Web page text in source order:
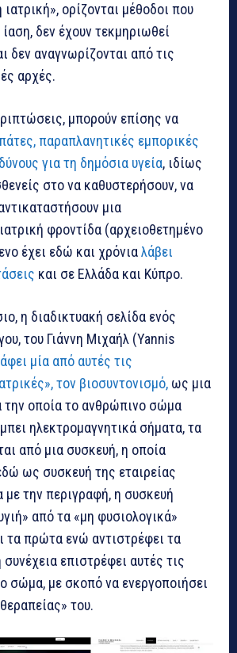
ορίζονται μέθοδοι που
δεν έχουν τεκμηριωθεί
δεν αναγνωρίζονται από τις
αρχές.
μπορούν επίσης να
παραπλανητικές εμπορικές
για τη δημόσια υγεία, ιδίως
στο να καθυστερήσουν, να
μια
φροντίδα (αρχειοθετημένο
έχει εδώ και χρόνιαλάβει
και σε Ελλάδα και Κύπρο.
η διαδικτυακή σελίδα ενός
του Γιάννη Μιχαήλ (Yannis
μία από αυτές τις
τον βιοσυντονισμό, ως μια
την οποία το ανθρώπινο σώμα
ηλεκτρομαγνητικά σήματα, τα
από μια συσκευή, η οποία
ως συσκευή της εταιρείας
με την περιγραφή, η συσκευή
από τα «μη φυσιολογικά»
τα πρώτα ενώ αντιστρέφει τα
επιστρέφει αυτές τις
σώμα, με σκοπό να ενεργοποιήσει
του.